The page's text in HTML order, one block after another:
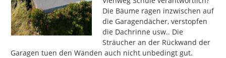
Die Bäume ragen inzwischen auf
die Garagendächer, verstopfen
die Dachrinne usw.. Die
Sträucher an der Rückwand der
Garagen tuen den Wänden auch nicht unbedingt gut.